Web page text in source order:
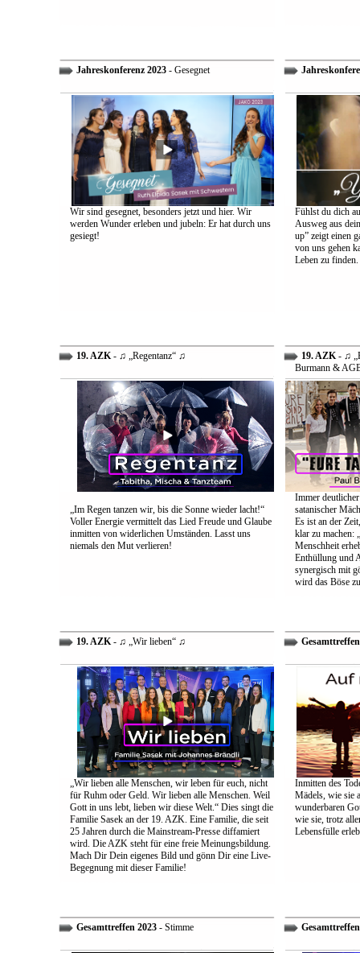
Jahreskonferenz 2023- Gesegnet
Wir sind gesegnet, besonders jetzt und hier. Wir
werden Wunder erleben und jubeln: Er hat durch uns
gesiegt!
Fühlst du dich
Ausweg aus
up” zeigt einen
von uns gehen
Leben zu finden.
19. AZK- ♫ „Regentanz“ ♫
„Im Regen tanzen wir, bis die Sonne wieder lacht!“
Voller Energie vermittelt das Lied Freude und Glaube
inmitten von widerlichen Umständen. Lasst uns
niemals den Mut verlieren!
19. AZK- ♫
Burmann &
Immer
satanischer
Es ist an der
klar zu machen:
Menschheit
Enthüllung und
synergisch mit
wird das Böse
19. AZK- ♫ „Wir lieben“ ♫
„Wir lieben alle Menschen, wir leben für euch, nicht
für Ruhm oder Geld. Wir lieben alle Menschen. Weil
Gott in uns lebt, lieben wir diese Welt.“ Dies singt die
Familie Sasek an der 19. AZK. Eine Familie, die seit
25 Jahren durch die Mainstream-Presse diffamiert
wird. Die AZK steht für eine freie Meinungsbildung.
Mach Dir Dein eigenes Bild und gönn Dir eine Live-
Begegnung mit dieser Familie!
Inmitten des
Mädels, wie sie
wunderbaren
wie sie, trotz
Lebensfülle
Gesamttreffen 2023- Stimme